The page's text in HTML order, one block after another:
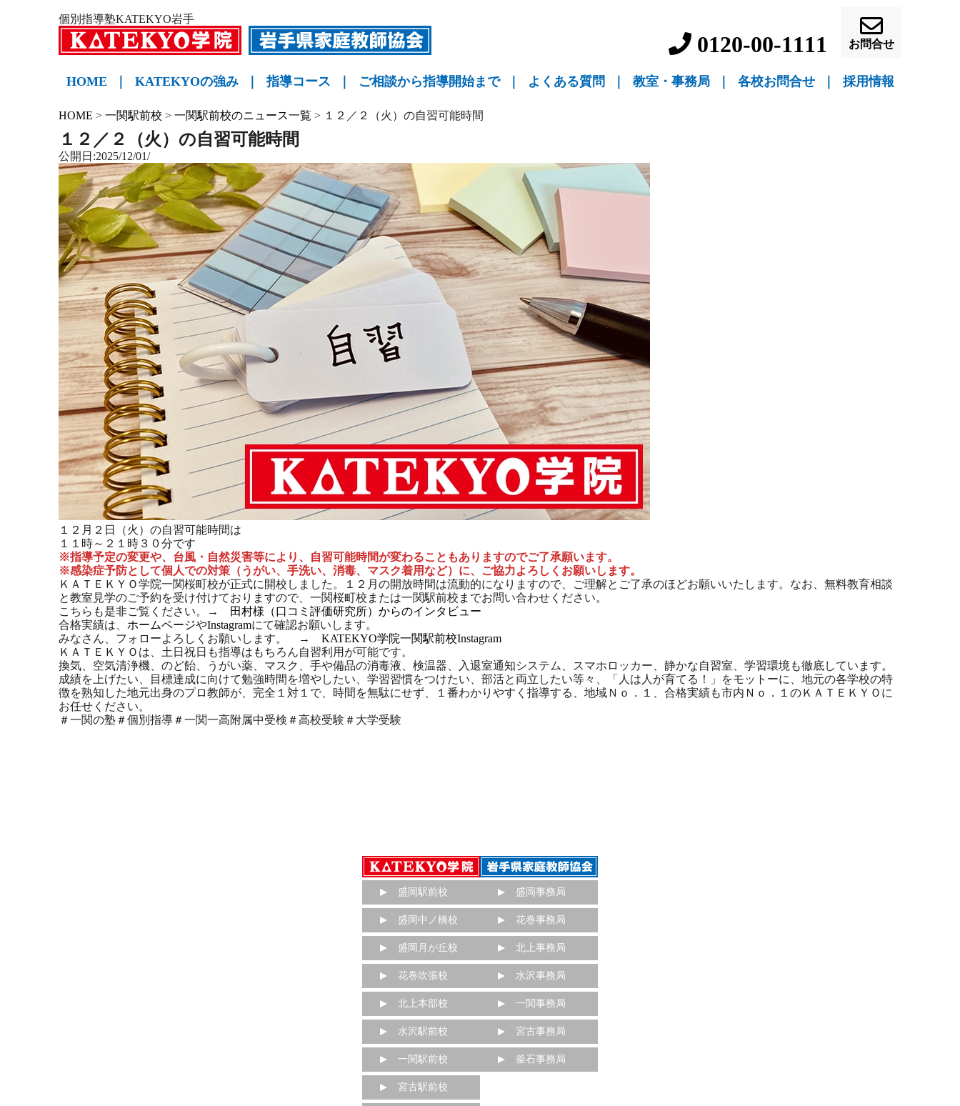
個別指導塾KATEKYO岩手
0120-00-1111 お問合せ
HOME KATEKYOの強み 指導コース
小学生指導
中学生指導
高校生指導
KATEKYO予備校
ご相談から指導開始まで よくある質問 教室・事務局
各校お問合せ
採用情報
HOME > 一関駅前校 > 一関駅前校のニュース一覧 > １２／２（火）の自習可能時間
１２／２（火）の自習可能時間
公開日:2025/12/01/
１２月２日（火）の自習可能時間は
１１時～２１時３０分です
※指導予定の変更や、台風・自然災害等により、自習可能時間が変わることもありますのでご了承願います。
※感染症予防として個人での対策（うがい、手洗い、消毒、マスク着用など）に、ご協力よろしくお願いします。
ＫＡＴＥＫＹＯ学院一関桜町校が正式に開校しました。１２月の開放時間は流動的になりますので、ご理解とご了承のほどお願いいたします。なお、無料教育相談
と教室見学のご予約を受け付けておりますので、一関桜町校または一関駅前校までお問い合わせください。
こちらも是非ご覧ください。→
田村様（口コミ評価研究所）からのインタビュー
合格実績は、 ホームページやInstagramにて確認お願いします。
みなさん、フォローよろしくお願いします。 → KATEKYO学院一関駅前校Instagram
ＫＡＴＥＫＹＯは、土日祝日も指導はもちろん自習利用が可能です。
換気、空気清浄機、のど飴、うがい薬、マスク、手や備品の消毒液、検温器、入退室通知システム、スマホロッカー、静かな自習室、学習環境も徹底しています。
成績を上げたい、目標達成に向けて勉強時間を増やしたい、学習習慣をつけたい、部活と両立したい等々、「人は人が育てる！」をモットーに、地元の各学校の特
徴を熟知した地元出身のプロ教師が、完全１対１で、時間を無駄にせず、１番わかりやすく指導する、地域Ｎｏ．１、合格実績も市内Ｎｏ．１のＫＡＴＥＫＹＯに
お任せください。
＃一関の塾＃個別指導＃一関一高附属中受検＃高校受験＃大学受験
盛岡駅前校
盛岡中ノ橋校
盛岡月が丘校
花巻吹張校
北上本部校
水沢駅前校
一関駅前校
宮古駅前校
盛岡事務局
花巻事務局
北上事務局
水沢事務局
一関事務局
宮古事務局
釜石事務局